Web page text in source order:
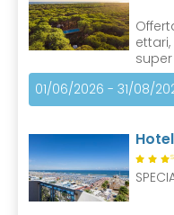
01/06/2026 - 31/08/
S